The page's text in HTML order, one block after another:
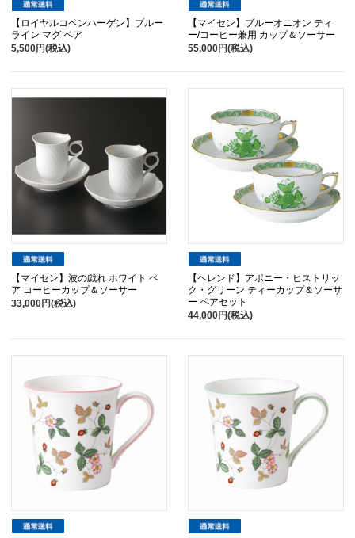
【ロイヤルコペンハーゲン】ブルー
ライン マグ ペア
5,500円(税込)
【マイセン】ブルーオニオン ティ
ー/コーヒー兼用 カップ＆ソーサー
55,000円(税込)
【マイセン】波の戯れ ホワイト ペ
ア コーヒーカップ＆ソーサー
33,000円(税込)
【ヘレンド】アポニー・ヒストリッ
ク・グリーン ティーカップ＆ソーサ
ー ペアセット
44,000円(税込)